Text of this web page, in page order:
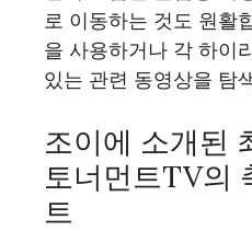
로 이동하는 것도 원활
을 사용하거나 각 하이
있는 관련 동영상을 탐
조이에 소개된
토너먼트TV의
트